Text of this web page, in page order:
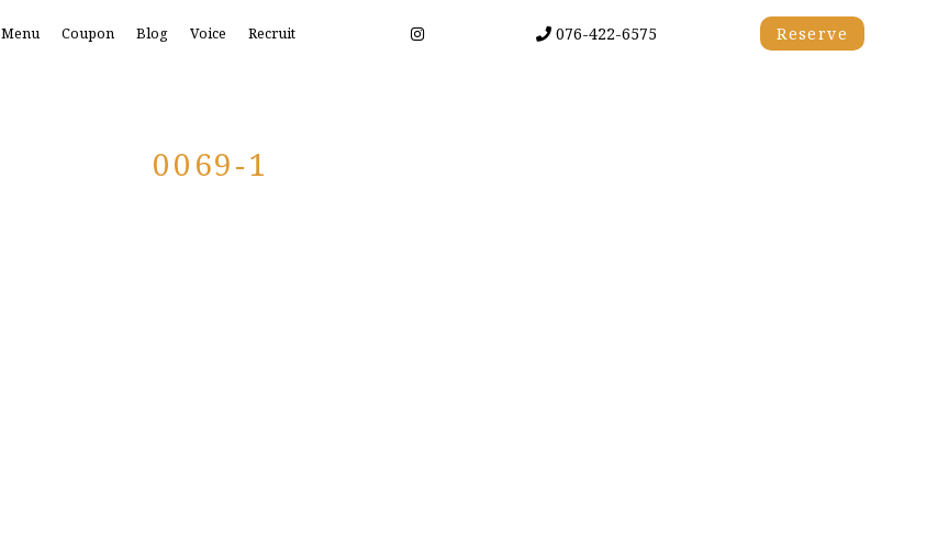
Menu Coupon Blog Voice Recruit 076-422-6575 Reserve
0069-1